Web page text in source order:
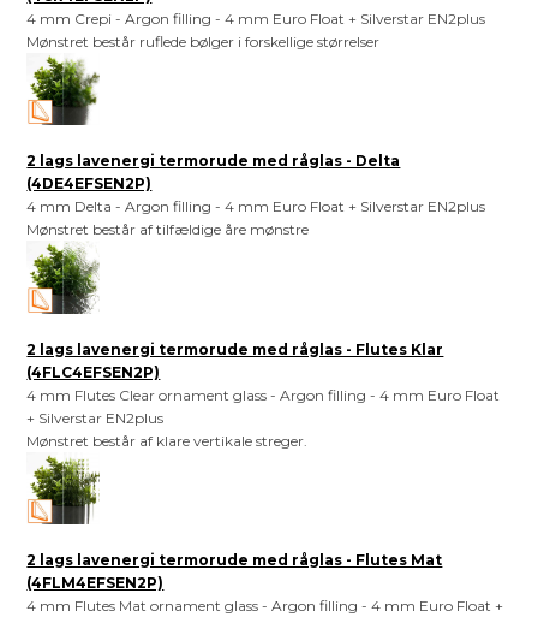
4 mm Crepi - Argon filling - 4 mm Euro Float + Silverstar EN2plus
Mønstret består ruflede bølger i forskellige størrelser
2 lags lavenergi termorude med råglas - Delta
(4DE4EFSEN2P)
4 mm Delta - Argon filling - 4 mm Euro Float + Silverstar EN2plus
Mønstret består af tilfældige åre mønstre
2 lags lavenergi termorude med råglas - Flutes Klar
(4FLC4EFSEN2P)
4 mm Flutes Clear ornament glass - Argon filling - 4 mm Euro Float
+ Silverstar EN2plus
Mønstret består af klare vertikale streger.
2 lags lavenergi termorude med råglas - Flutes Mat
(4FLM4EFSEN2P)
4 mm Flutes Mat ornament glass - Argon filling - 4 mm Euro Float +